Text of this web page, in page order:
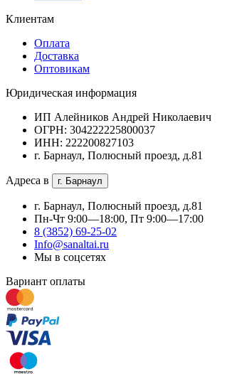
Клиентам
Оплата
Доставка
Оптовикам
Юридическая информация
ИП Алейников Андрей Николаевич
ОГРН: 304222225800037
ИНН: 222200827103
г. Барнаул, Полюсный проезд, д.81
Адреса в г. Барнаул
г. Барнаул, Полюсный проезд, д.81
Пн-Чт 9:00—18:00, Пт 9:00—17:00
8 (3852) 69-25-02
Info@sanaltai.ru
Мы в соцсетях
Вариант оплаты